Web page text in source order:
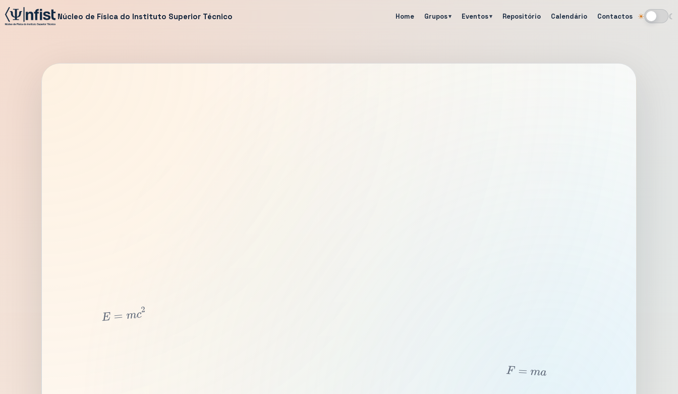
Núcleo de Física do Instituto Superior Técnico Home Grupos Eventos Repositório Calendário Contactos ☀ ☾
Alternar tema
E= 2
F =ma